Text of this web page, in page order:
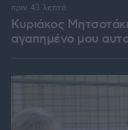
Κυριάκος
αγαπημένο μου
πριν 43 λεπτά